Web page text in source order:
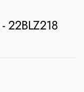
22BLZ218